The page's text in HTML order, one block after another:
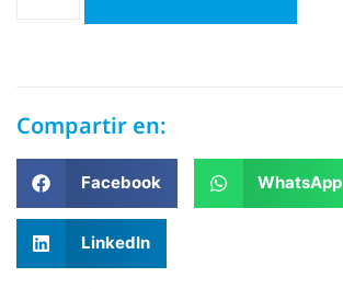
Compartir en:
Facebook WhatsApp
LinkedIn